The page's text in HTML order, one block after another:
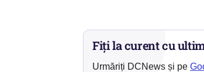
Fiți la curent cu
Urmăriți DCNews și pe